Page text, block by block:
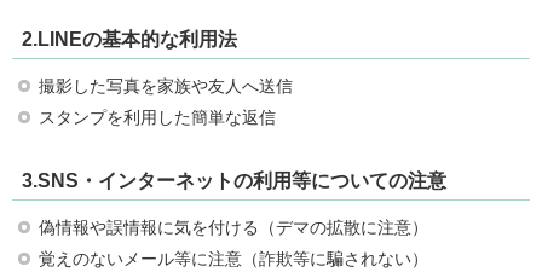
2.LINEの基本的な利用法
撮影した写真を家族や友人へ送信
スタンプを利用した簡単な返信
3.SNS・インターネットの利用等についての注意
偽情報や誤情報に気を付ける（デマの拡散に注意）
覚えのないメール等に注意（詐欺等に騙されない）